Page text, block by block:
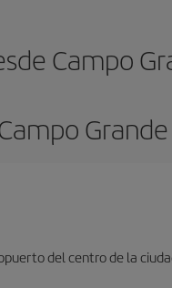
Campo
Grande
del centro de la